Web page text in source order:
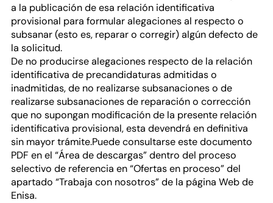
a la publicación de esa relación identificativa
provisional para formular alegaciones al respecto o
subsanar (esto es, reparar o corregir) algún defecto de
la solicitud.
De no producirse alegaciones respecto de la relación
identificativa de precandidaturas admitidas o
inadmitidas, de no realizarse subsanaciones o de
realizarse subsanaciones de reparación o corrección
que no supongan modificación de la presente relación
identificativa provisional, esta devendrá en definitiva
sin mayor trámite.Puede consultarse este documento
PDF en el “Área de descargas” dentro del proceso
selectivo de referencia en “Ofertas en proceso” del
apartado “Trabaja con nosotros” de la página Web de
Enisa.